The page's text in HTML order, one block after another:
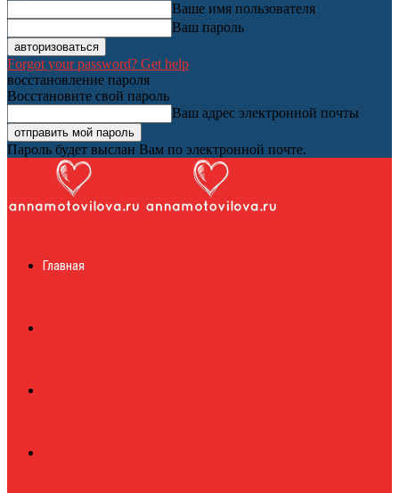
Ваше имя пользователя
Ваш пароль
Forgot your password? Get help
восстановление пароля
Восстановите свой пароль
Ваш адрес электронной почты
Пароль будет выслан Вам по электронной почте.
журналГлавная